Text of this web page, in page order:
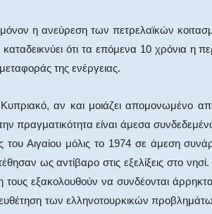
η ανεύρεση των πετρελαϊκών
ότι τα επόμενα 10 χρόνια η
της ενέργειας.
αν και μοιάζει απομονωμένο από
πραγματικότητα είναι άμεσα
Αιγαίου μόλις το 1974 σε άμεση
ως αντίβαρο στις εξελίξεις στο
εξακολουθούν να συνδέονται
των ελληνοτουρκικών